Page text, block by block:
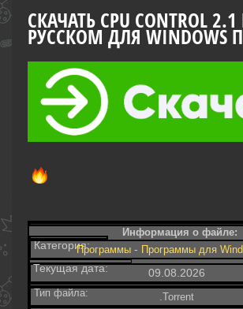
СКАЧАТЬ CPU CONTROL
РУССКОМ ДЛЯ WINDOWS
Информация о файле:
Категория:Программы- Программы для
Текущая дата: 09.08.2026
Тип файла:
.Torrent